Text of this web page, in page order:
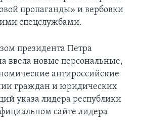
пропаганды» и вербовки
спецслужбами.
президента Петра
ввела новые персональные,
антироссийские
граждан и юридических
указа лидера республики
сайте лидера